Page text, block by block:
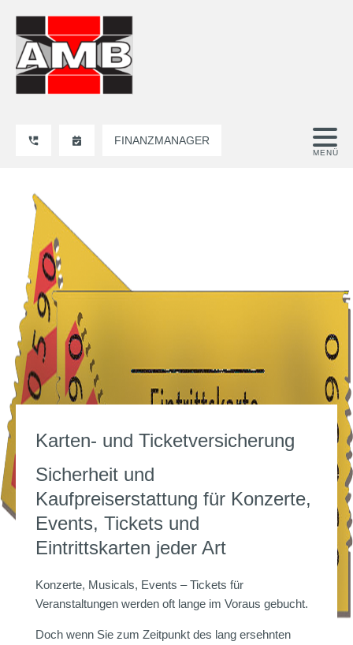
FINANZMANAGER
Karten- und Ticketversicherung
Sicherheit und
Kaufpreiserstattung für Konzerte,
Events, Tickets und
Eintrittskarten jeder Art
Konzerte, Musicals, Events – Tickets für
Veranstaltungen werden oft lange im Voraus gebucht.
Doch wenn Sie zum Zeitpunkt des lang ersehnten